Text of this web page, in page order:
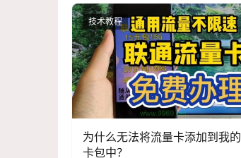
技术教程
为什么无法将流量卡添加到我的
卡包中？